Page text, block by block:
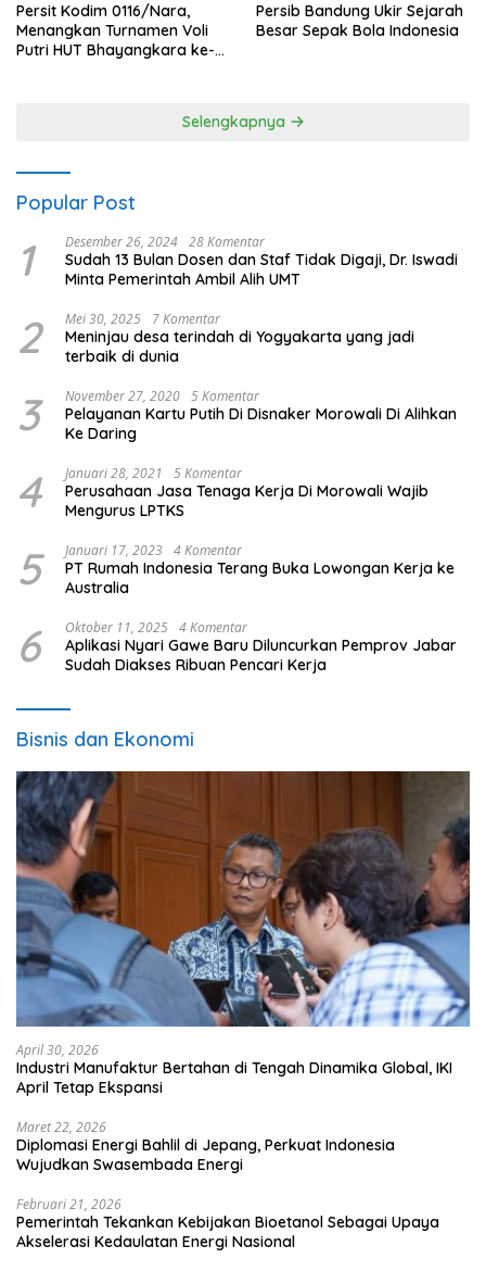
Persit Kodim 0116/Nara,
Menangkan Turnamen Voli
Putri HUT Bhayangkara ke-
Persib Bandung Ukir Sejarah
Besar Sepak Bola Indonesia
Selengkapnya
Popular Post
1 Desember 26, 2024 28 Komentar
Sudah 13 Bulan Dosen dan Staf Tidak Digaji, Dr. Iswadi
Minta Pemerintah Ambil Alih UMT
2 Mei 30, 2025 7 Komentar
Meninjau desa terindah di Yogyakarta yang jadi
terbaik di dunia
3 November 27, 2020 5 Komentar
Pelayanan Kartu Putih Di Disnaker Morowali Di Alihkan
Ke Daring
4 Januari 28, 2021 5 Komentar
Perusahaan Jasa Tenaga Kerja Di Morowali Wajib
Mengurus LPTKS
5 Januari 17, 2023 4 Komentar
PT Rumah Indonesia Terang Buka Lowongan Kerja ke
Australia
6 Oktober 11, 2025 4 Komentar
Aplikasi Nyari Gawe Baru Diluncurkan Pemprov Jabar
Sudah Diakses Ribuan Pencari Kerja
Bisnis dan Ekonomi
April 30, 2026
Industri Manufaktur Bertahan di Tengah Dinamika Global, IKI
April Tetap Ekspansi
Maret 22, 2026
Diplomasi Energi Bahlil di Jepang, Perkuat Indonesia
Wujudkan Swasembada Energi
Februari 21, 2026
Pemerintah Tekankan Kebijakan Bioetanol Sebagai Upaya
Akselerasi Kedaulatan Energi Nasional